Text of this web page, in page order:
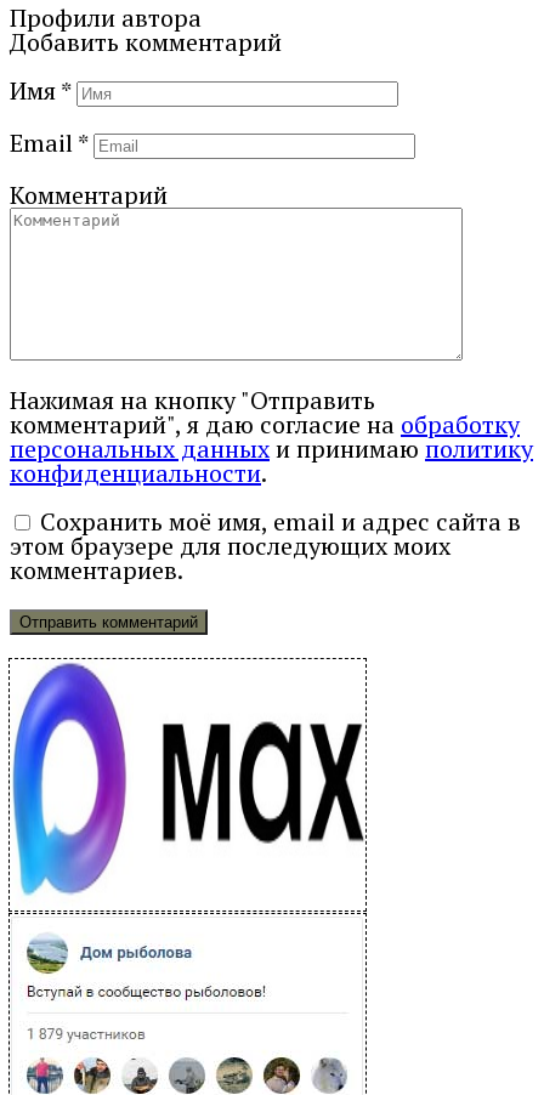
Профили автора
Добавить комментарий
Имя*
Email*
Комментарий
Нажимая на кнопку "Отправить
комментарий", я даю согласие на обработку
персональных данныхи принимаю политику
конфиденциальности.
Сохранить моё имя, email и адрес сайта в
этом браузере для последующих моих
комментариев.